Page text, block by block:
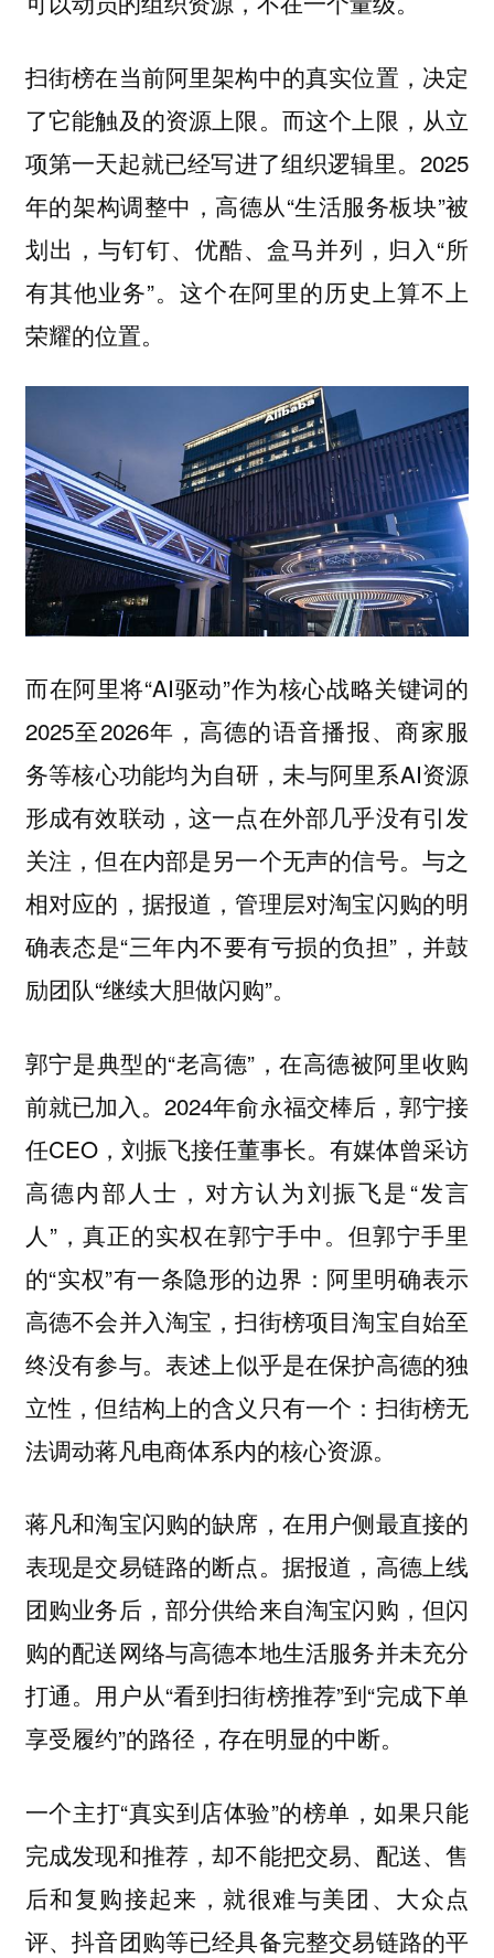
扫街榜在当前阿里架构中的真实位置，决定
了它能触及的资源上限。而这个上限，从立
项第一天起就已经写进了组织逻辑里。2025
年的架构调整中，高德从“生活服务板块”被
划出，与钉钉、优酷、盒马并列，归入“所
有其他业务”。这个在阿里的历史上算不上
荣耀的位置。
而在阿里将“AI驱动”作为核心战略关键词的
2025至2026年，高德的语音播报、商家服
务等核心功能均为自研，未与阿里系AI资源
形成有效联动，这一点在外部几乎没有引发
关注，但在内部是另一个无声的信号。与之
相对应的，据报道，管理层对淘宝闪购的明
确表态是“三年内不要有亏损的负担”，并鼓
励团队“继续大胆做闪购”。
郭宁是典型的“老高德”，在高德被阿里收购
前就已加入。2024年俞永福交棒后，郭宁接
任CEO，刘振飞接任董事长。有媒体曾采访
高德内部人士，对方认为刘振飞是“发言
人”，真正的实权在郭宁手中。但郭宁手里
的“实权”有一条隐形的边界： 阿里明确表示
高德不会并入淘宝，扫街榜项目淘宝自始至
终没有参与。 表述上似乎是在保护高德的独
立性，但结构上的含义只有一个：扫街榜无
法调动蒋凡电商体系内的核心资源。
蒋凡和淘宝闪购的缺席，在用户侧最直接的
表现是交易链路的断点。据报道，高德上线
团购业务后，部分供给来自淘宝闪购，但闪
购的配送网络与高德本地生活服务并未充分
打通。用户从“看到扫街榜推荐”到“完成下单
享受履约”的路径，存在明显的中断。
一个主打“真实到店体验”的榜单，如果只能
完成发现和推荐，却不能把交易、配送、售
后和复购接起来，就很难与美团、大众点
评、抖音团购等已经具备完整交易链路的平